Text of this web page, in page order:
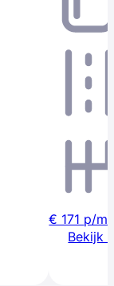
€ 171 p/m
Bekijk